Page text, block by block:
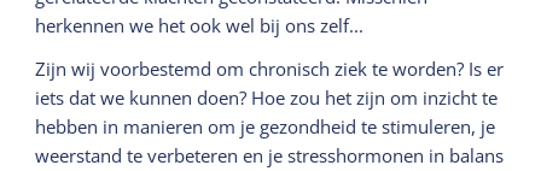
herkennen we het ook wel bij ons zelf...
Zijn wij voorbestemd om chronisch ziek te worden? Is er
iets dat we kunnen doen? Hoe zou het zijn om inzicht te
hebben in manieren om je gezondheid te stimuleren, je
weerstand te verbeteren en je stresshormonen in balans